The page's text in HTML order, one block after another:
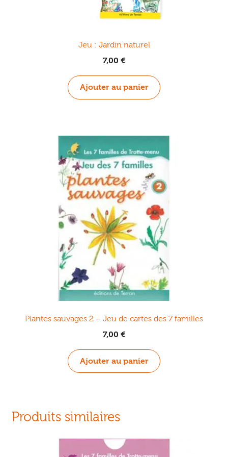
Jeu : Jardin naturel
7,00 €
Ajouter au panier
Plantes sauvages 2 – Jeu de cartes des 7 familles
7,00 €
Ajouter au panier
Produits similaires